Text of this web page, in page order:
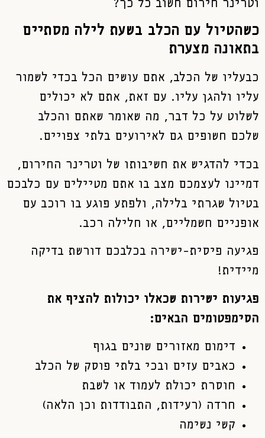
וטרינר חירום חשוב כל כך?
כשהטיול עם הכלב בשעת לילה מסתיים
בתאונה מצערת
כבעליו של הכלב, אתם עושים הכל בכדי לשמור
עליו ולהגן עליו. עם זאת, אתם לא יכולים
לשלוט על כל דבר, מה שאומר שאתם והכלב
שלכם חשופים גם לאירועים בלתי צפויים.
בכדי להדגיש את חשיבותו של וטרינר החירום,
דמיינו לעצמכם מצב בו אתם מטיילים עם כלבכם
בטיול שגרתי בלילה, ולפתע פוגע בו רוכב עם
אופניים חשמליים, או חלילה רכב.
פגיעה פיסית-ישירה בכלבכם דורשת בדיקה
מיידית!
פגיעות ישירות שכאלו יכולות להציף את
הסימפטומים הבאים:
דימום מאזורים שונים בגוף
כאבים עזים ובכי בלתי פוסק של הכלב
חוסרת יכולת לעמוד או לשבת
חרדה (רעידות, התבודדות וכן הלאה)
קשי נשימה